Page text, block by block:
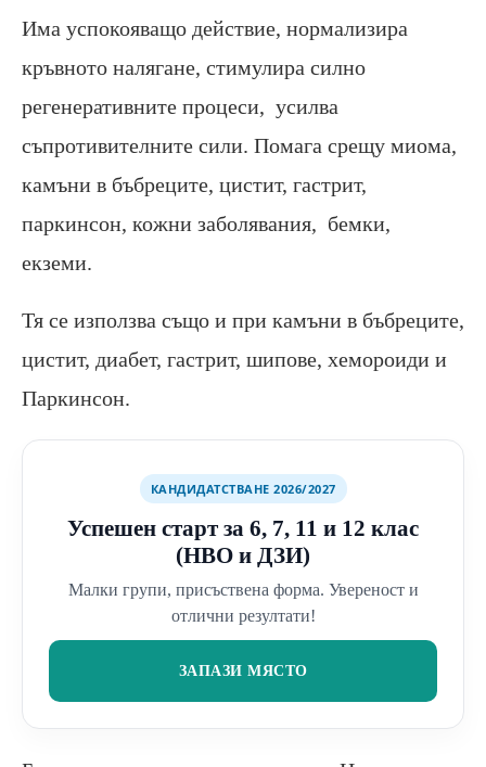
Има успокояващо действие, нормализира
кръвното налягане, стимулира силно
регенеративните процеси, усилва
съпротивителните сили. Помага срещу миома,
камъни в бъбреците, цистит, гастрит,
паркинсон, кожни заболявания, бемки,
екземи.
Тя се използва също и при камъни в бъбреците,
цистит, диабет, гастрит, шипове, хемороиди и
Паркинсон.
КАНДИДАТСТВАНЕ 2026/2027
Успешен старт за 6, 7, 11 и 12 клас
(НВО и ДЗИ)
Малки групи, присъствена форма. Увереност и
отлични резултати!
ЗАПАЗИ МЯСТО